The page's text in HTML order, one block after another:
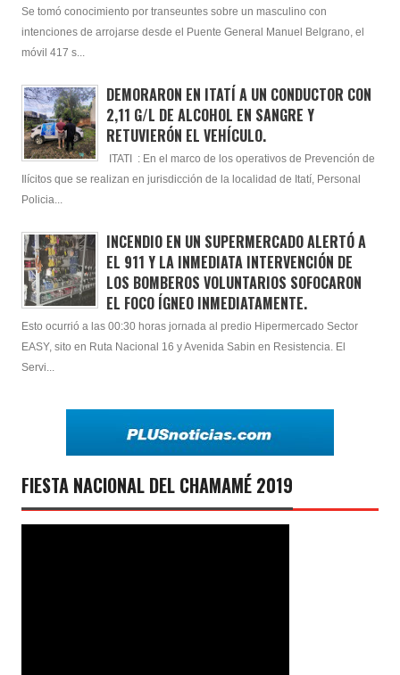
Se tomó conocimiento por transeuntes sobre un masculino con
intenciones de arrojarse desde el Puente General Manuel Belgrano, el
móvil 417 s...
DEMORARON EN ITATÍ A UN CONDUCTOR CON
2,11 G/L DE ALCOHOL EN SANGRE Y
RETUVIERÓN EL VEHÍCULO.
ITATI : En el marco de los operativos de Prevención de
Ilícitos que se realizan en jurisdicción de la localidad de Itatí, Personal
Policia...
INCENDIO EN UN SUPERMERCADO ALERTÓ A
EL 911 Y LA INMEDIATA INTERVENCIÓN DE
LOS BOMBEROS VOLUNTARIOS SOFOCARON
EL FOCO ÍGNEO INMEDIATAMENTE.
Esto ocurrió a las 00:30 horas jornada al predio Hipermercado Sector
EASY, sito en Ruta Nacional 16 y Avenida Sabin en Resistencia. El
Servi...
FIESTA NACIONAL DEL CHAMAMÉ 2019